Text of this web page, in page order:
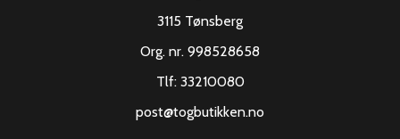
3115 Tønsberg
Org. nr. 998528658
Tlf: 33210080
post@togbutikken.no